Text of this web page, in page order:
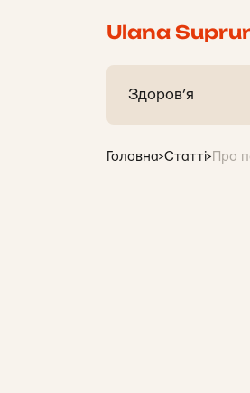
Ulana
Здоров’я
Головна>Статті> Про